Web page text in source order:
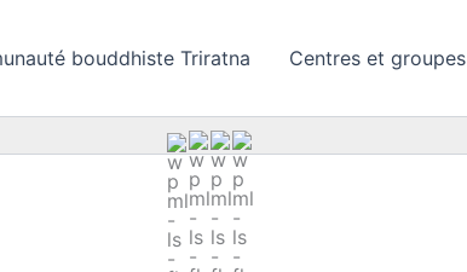
bouddhiste Triratna Centres et groupes